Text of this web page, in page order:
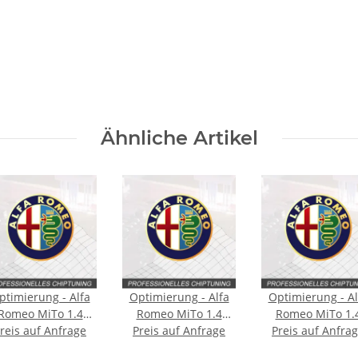
Ähnliche Artikel
- Alfa
MiTo 1.4
[Facelift]
auf Anfrage
Optimierung - Alfa
Romeo MiTo 1.4
Typ:955 170PS
Preis auf Anfrage
Optimierung -
Romeo MiTo
Typ:955 [2.
Preis auf